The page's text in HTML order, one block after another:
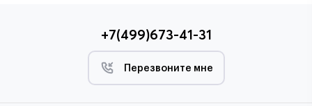
+7(499)673-41-31
Перезвоните мне